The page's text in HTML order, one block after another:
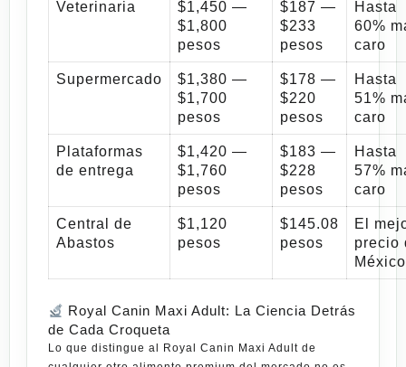
Veterinaria
$1,450 —
$1,800
pesos
$187 —
$233
pesos
Hasta
60%
caro
Supermercado
$1,380 —
$1,700
pesos
$178 —
$220
pesos
Hasta
51%
caro
Plataformas
de entrega
$1,420 —
$1,760
pesos
$183 —
$228
pesos
Hasta
57%
caro
Central de
Abastos
$1,120
pesos
$145.08
pesos
El
precio
México
Royal Canin Maxi Adult: La Ciencia Detrás
de Cada Croqueta
Lo que distingue al Royal Canin Maxi Adult de